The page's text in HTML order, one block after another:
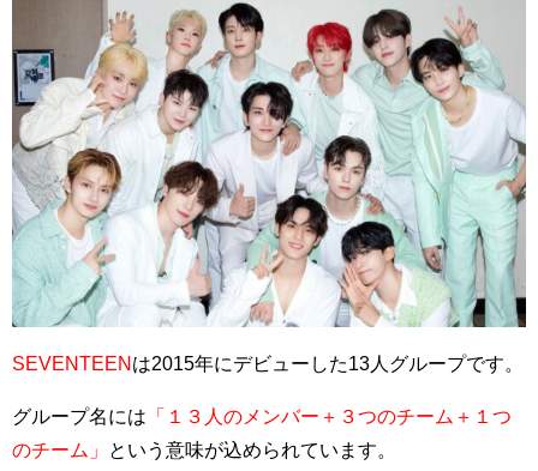
SEVENTEEN は2015年にデビューした13人グループです。
グループ名には 「１３人のメンバー＋３つのチーム＋１つ
のチーム」
という意味が込められています。